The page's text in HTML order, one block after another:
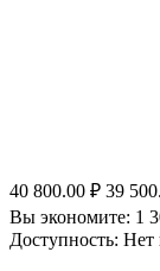
40 800.00 ₽ 39
Вы экономите: 1
Доступность: Нет